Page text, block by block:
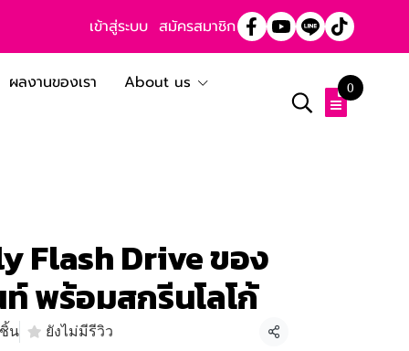
เข้าสู่ระบบ สมัครสมาชิก
ผลงานของเรา
About us
0
Flash Drive ของ
พร้อมสกรีนโลโก้
น ยังไม่มีรีวิว
แชร์